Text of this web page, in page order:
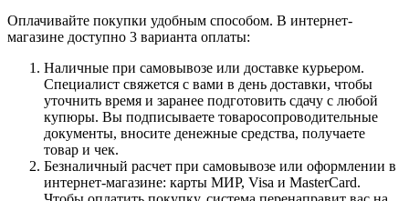
Оплачивайте покупки удобным способом. В интернет-
магазине доступно 3 варианта оплаты:
Наличные при самовывозе или доставке курьером.
Специалист свяжется с вами в день доставки, чтобы
уточнить время и заранее подготовить сдачу с любой
купюры. Вы подписываете товаросопроводительные
документы, вносите денежные средства, получаете
товар и чек.
Безналичный расчет при самовывозе или оформлении в
интернет-магазине: карты МИР, Visa и MasterCard.